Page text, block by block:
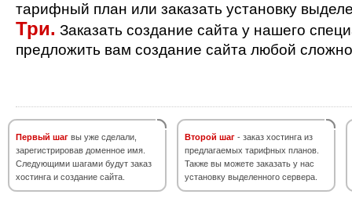
тарифный план или заказать установку
Три. Заказать создание сайта у нашего
предложить вам создание сайта любой
Первый шаг вы уже сделали,
зарегистрировав доменное имя.
Следующими шагами будут заказ
хостинга и создание сайта.
Второй шаг - заказ хостинга из
предлагаемых тарифных планов.
Также вы можете заказать у нас
установку выделенного сервера.